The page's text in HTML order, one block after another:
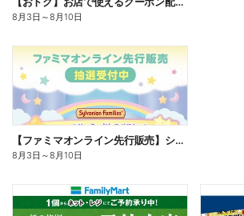
8月3日 ～8月10日
【ファミマオンライン先行販売】シルバニアファミリー
8月3日 ～8月10日